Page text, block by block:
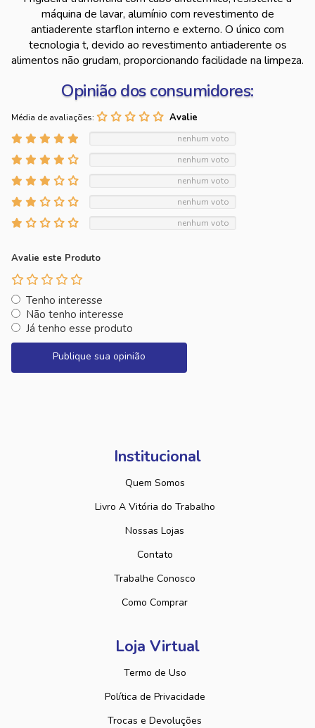
máquina de lavar, alumínio com revestimento de
antiaderente starflon interno e externo. O único com
tecnologia t, devido ao revestimento antiaderente os
alimentos não grudam, proporcionando facilidade na limpeza.
Opinião dos consumidores:
Média de avaliações:
nenhum voto
nenhum voto
nenhum voto
nenhum voto
nenhum voto
Avalie este Produto
Tenho interesse
Não tenho interesse
Já tenho esse produto
Publique sua opinião
Institucional
Quem Somos
Livro A Vitória do Trabalho
Nossas Lojas
Contato
Trabalhe Conosco
Como Comprar
Loja Virtual
Termo de Uso
Política de Privacidade
Trocas e Devoluções